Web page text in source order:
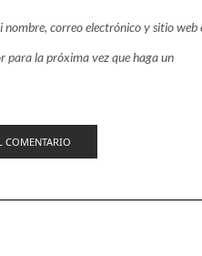
nombre, correo electrónico y sitio web
para la próxima vez que haga un